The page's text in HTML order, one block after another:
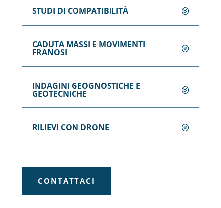
STUDI DI COMPATIBILITÀ
CADUTA MASSI E MOVIMENTI
FRANOSI
INDAGINI GEOGNOSTICHE E
GEOTECNICHE
RILIEVI CON DRONE
CONTATTACI